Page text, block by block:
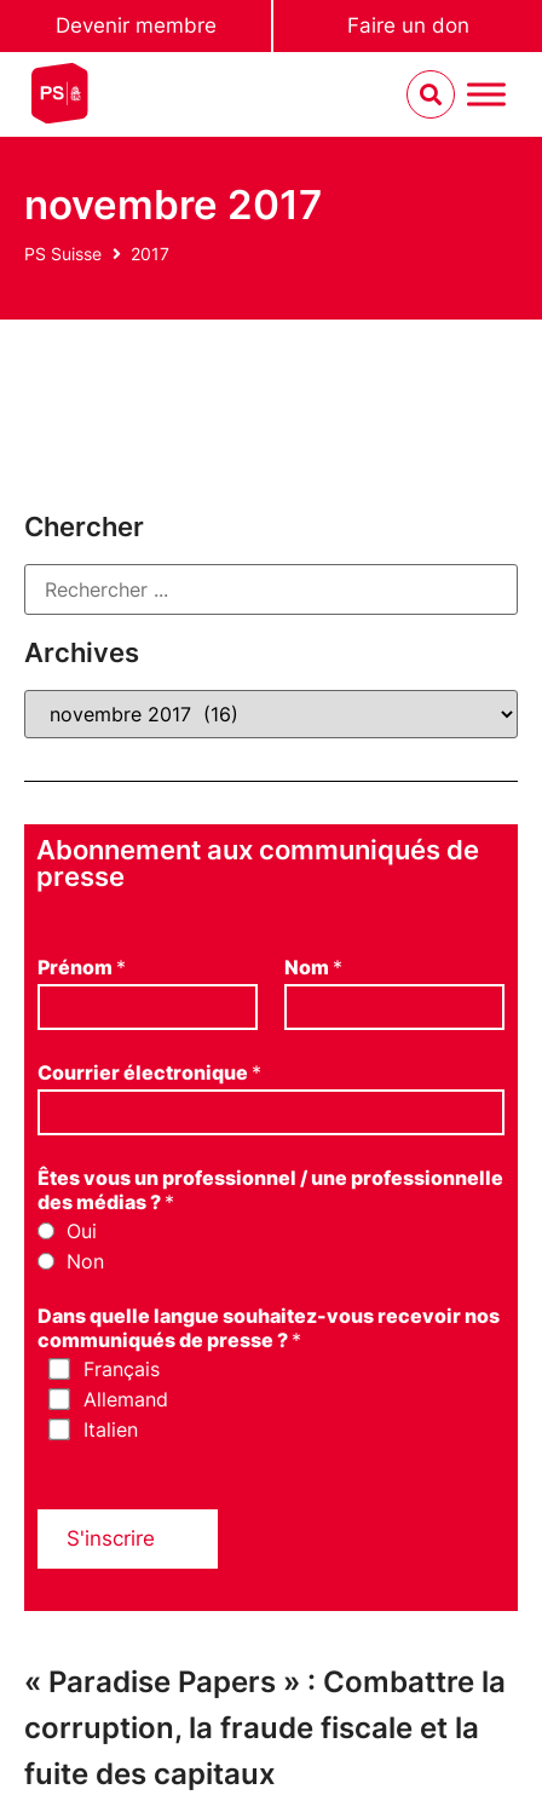
Devenir membre Faire un don
novembre 2017
PS Suisse 2017
Chercher
Archives
Abonnement aux communiqués de
presse
Prénom * Nom *
Courrier électronique *
Êtes vous un professionnel / une professionnelle
des médias ? *
Oui
Non
Dans quelle langue souhaitez-vous recevoir nos
communiqués de presse ? *
Français
Allemand
Italien
S'inscrire
« Paradise Papers » : Combattre la
corruption, la fraude fiscale et la
fuite des capitaux